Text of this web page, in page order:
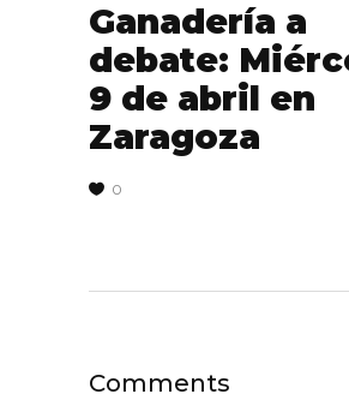
Ganadería a
debate:
9 de abril en
Zaragoza
0
Comments